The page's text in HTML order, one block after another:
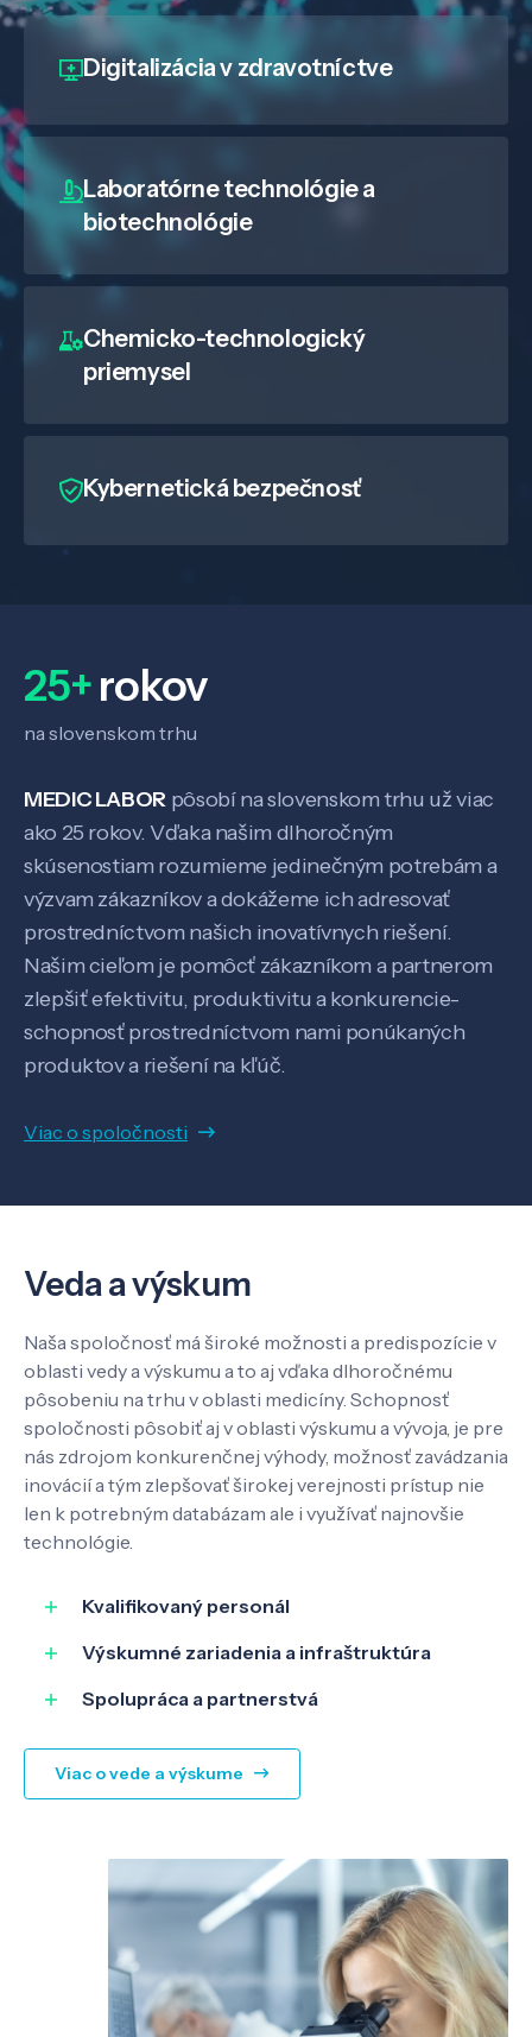
O nás
Kontakt
SK
Digitalizáciav zdravotníctve
Laboratórne technológie a
biotechnológie
Chemicko-technologický
priemysel
Kybernetická bezpečnosť
25+rokov
na slovenskom trhu
MEDIC LABOR pôsobí na slovenskom trhu už viac
ako 25 rokov. Vďaka našim dlhoročným
skúsenostiam rozumieme jedinečným potrebám a
výzvam zákazníkov a dokážeme ich adresovať
prostredníctvom našich inovatívnych riešení.
Našim cieľom je pomôcť zákazníkom a partnerom
zlepšiť efektivitu, produktivitu a konkurencie-
schopnosť prostredníctvom nami ponúkaných
produktov a riešení na kľúč.
Viac o spoločnosti
Veda a výskum
Naša spoločnosť má široké možnosti a predispozície v
oblasti vedy a výskumu a to aj vďaka dlhoročnému
pôsobeniu na trhu v oblasti medicíny. Schopnosť
spoločnosti pôsobiť aj v oblasti výskumu a vývoja, je pre
nás zdrojom konkurenčnej výhody, možnosť zavádzania
inovácií a tým zlepšovať širokej verejnosti prístup nie
len k potrebným databázam ale i využívať najnovšie
technológie.
Kvalifikovaný personál
Výskumné zariadenia a infraštruktúra
Spolupráca a partnerstvá
Viac o vede a výskume